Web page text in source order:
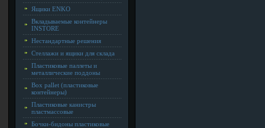
Ящики ENKO
Вкладываемые контейнеры
INSTORE
Нестандартные решения
Стеллажи и ящики для склада
Пластиковые паллеты и
металлические поддоны
Box pallet (пластиковые
контейнеры)
Пластиковые канистры
пластмассовые
Бочки-бидоны пластиковые